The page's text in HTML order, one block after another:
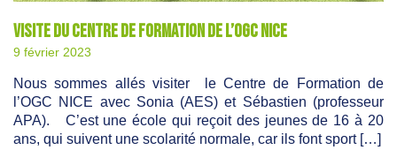
Visite du centre de formation de l’OGC NICE
9 février 2023
Nous sommes allés visiter le Centre de Formation de
l’OGC NICE avec Sonia (AES) et Sébastien (professeur
APA). C’est une école qui reçoit des jeunes de 16 à 20
ans, qui suivent une scolarité normale, car ils font sport […]